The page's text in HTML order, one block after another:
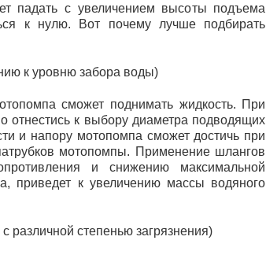
падать с увеличением высоты подъема
к нулю. Вот почему лучше подбирать
к уровню забора воды)
сможет поднимать жидкость. При
отнестись к выбору диаметра подводящих
и напору мотопомпа сможет достичь при
мотопомпы. Применение шлангов
и снижению максимальной
приведет к увеличению массы водяного
различной степенью загрязнения)